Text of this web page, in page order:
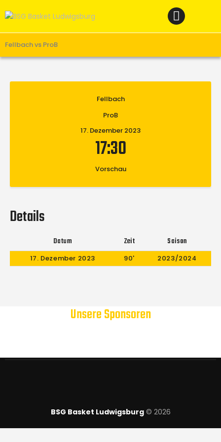
Fellbach vs ProB
Verein
Teams M
Fellbach
ProB
17. Dezember 2023
17:30
Vorschau
Details
Datum Zeit Saison
17. Dezember 2023 90' 2023/2024
Unsere Sponsoren
BSG Basket Ludwigsburg© 2026